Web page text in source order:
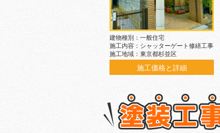
建物種別：一般住宅
施工内容：シャッターゲート修繕工事
施工地域：東京都杉並区
施工価格と詳細